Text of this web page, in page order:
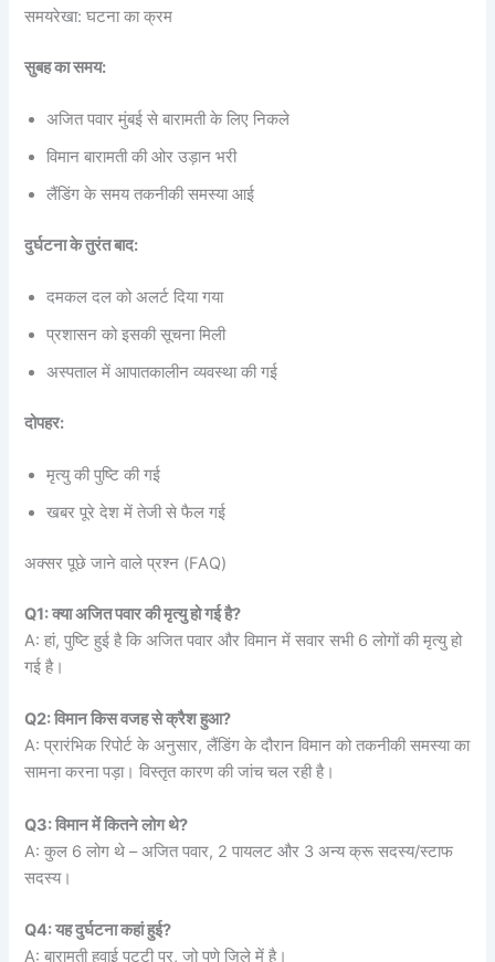
समयरेखा: घटना का क्रम
सुबह का समय:
अजित पवार मुंबई से बारामती के लिए निकले
विमान बारामती की ओर उड़ान भरी
लैंडिंग के समय तकनीकी समस्या आई
दुर्घटना के तुरंत बाद:
दमकल दल को अलर्ट दिया गया
प्रशासन को इसकी सूचना मिली
अस्पताल में आपातकालीन व्यवस्था की गई
दोपहर:
मृत्यु की पुष्टि की गई
खबर पूरे देश में तेजी से फैल गई
अक्सर पूछे जाने वाले प्रश्न (FAQ)
Q1: क्या अजित पवार की मृत्यु हो गई है?
A: हां, पुष्टि हुई है कि अजित पवार और विमान में सवार सभी 6 लोगों की मृत्यु हो
गई है।
Q2: विमान किस वजह से क्रैश हुआ?
A: प्रारंभिक रिपोर्ट के अनुसार, लैंडिंग के दौरान विमान को तकनीकी समस्या का
सामना करना पड़ा। विस्तृत कारण की जांच चल रही है।
Q3: विमान में कितने लोग थे?
A: कुल 6 लोग थे – अजित पवार, 2 पायलट और 3 अन्य क्रू सदस्य/स्टाफ
सदस्य।
Q4: यह दुर्घटना कहां हुई?
A: बारामती हवाई पट्टी पर, जो पुणे जिले में है।